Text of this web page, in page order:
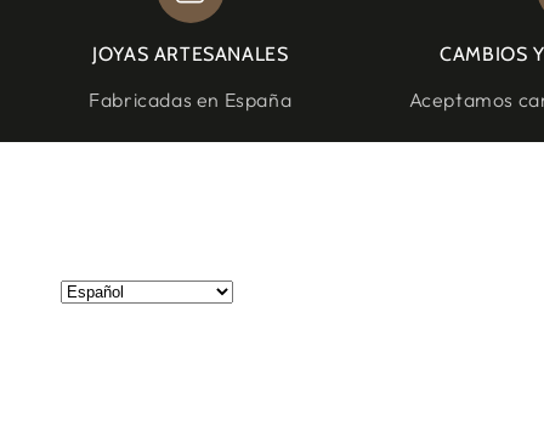
JOYAS ARTESANALES
Fabricadas en España
CAMBIOS
Aceptamos